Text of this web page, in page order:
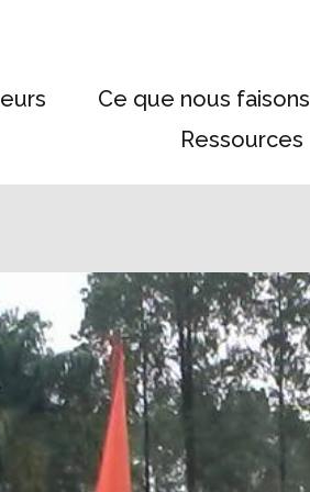
Ce que nous faisons
Ressources